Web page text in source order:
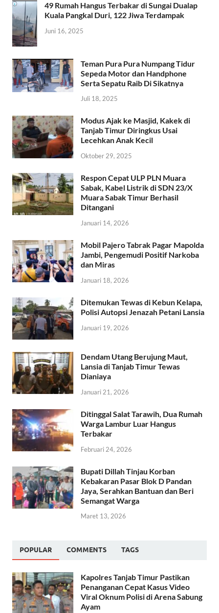
49 Rumah Hangus Terbakar di Sungai Dualap
Kuala Pangkal Duri, 122 Jiwa Terdampak
Juni 16, 2025
Teman Pura Pura Numpang Tidur
Sepeda Motor dan Handphone
Serta Sepatu Raib Di Sikatnya
Juli 18, 2025
Modus Ajak ke Masjid, Kakek di
Tanjab Timur Diringkus Usai
Lecehkan Anak Kecil
Oktober 29, 2025
Respon Cepat ULP PLN Muara
Sabak, Kabel Listrik di SDN 23/X
Muara Sabak Timur Berhasil
Ditangani
Januari 14, 2026
Mobil Pajero Tabrak Pagar Mapolda
Jambi, Pengemudi Positif Narkoba
dan Miras
Januari 18, 2026
Ditemukan Tewas di Kebun Kelapa,
Polisi Autopsi Jenazah Petani Lansia
Januari 19, 2026
Dendam Utang Berujung Maut,
Lansia di Tanjab Timur Tewas
Dianiaya
Januari 21, 2026
Ditinggal Salat Tarawih, Dua Rumah
Warga Lambur Luar Hangus
Terbakar
Februari 24, 2026
Bupati Dillah Tinjau Korban
Kebakaran Pasar Blok D Pandan
Jaya, Serahkan Bantuan dan Beri
Semangat Warga
Maret 13, 2026
POPULAR COMMENTS TAGS
Kapolres Tanjab Timur Pastikan
Penanganan Cepat Kasus Video
Viral Oknum Polisi di Arena Sabung
Ayam